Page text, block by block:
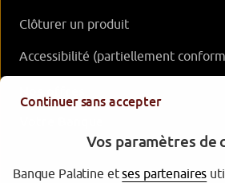
Clôturer un produit
Accessibilité (partiellement
Continuer sans accepter
Vos paramètres de
Banque Palatine etses partenaires